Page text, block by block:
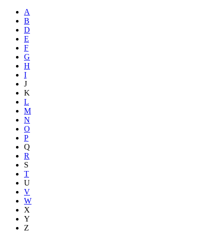
A
B
D
E
F
G
H
I
J
K
L
M
N
O
P
Q
R
S
T
U
V
W
X
Y
Z